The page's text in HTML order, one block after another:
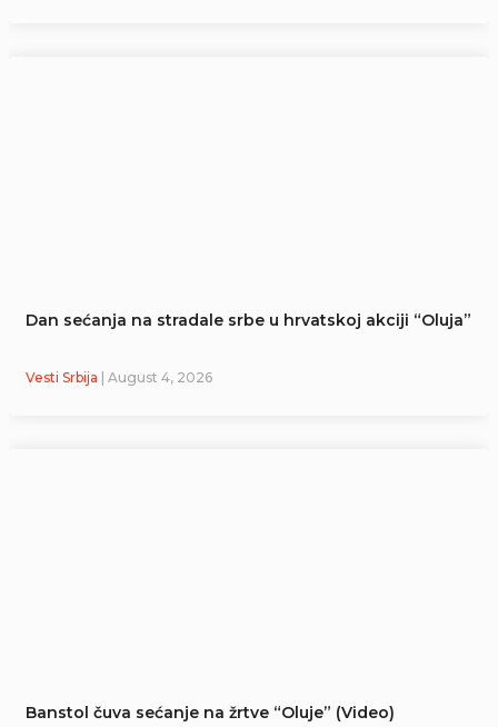
Dan sećanja na stradale srbe u hrvatskoj akciji “Oluja”
Vesti Srbija | August 4, 2026
Banstol čuva sećanje na žrtve “Oluje” (Video)